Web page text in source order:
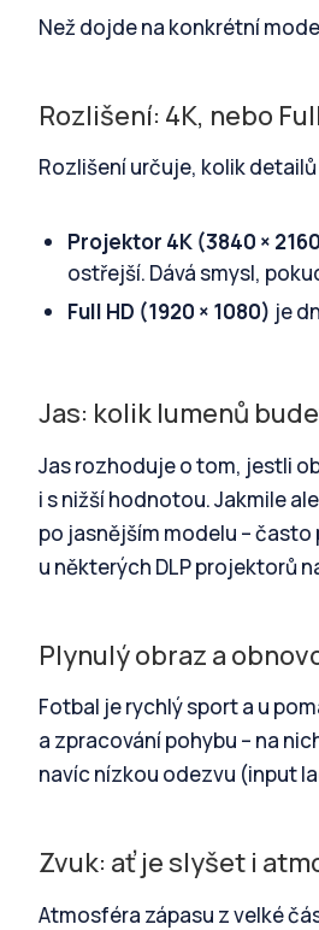
Než dojde na konkrétní
Rozlišení: 4K, nebo
Rozlišení určuje, kolik
Projektor 4K (3840 ×
ostřejší. Dává smysl,
Full HD (1920 × 1080) je
Jas: kolik lumenů
Jas rozhoduje o tom, jestli
i s nižší hodnotou. Jakmile
po jasnějším modelu – často
u některých DLP projektorů
Plynulý obraz a
Fotbal je rychlý sport a u
a zpracování pohybu – na
navíc nízkou odezvu (input
Zvuk: ať je slyšet i
Atmosféra zápasu z velké